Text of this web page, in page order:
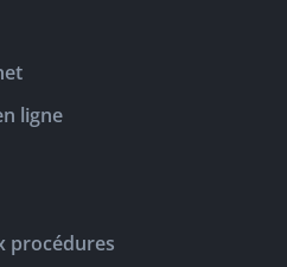
ligne
procédures